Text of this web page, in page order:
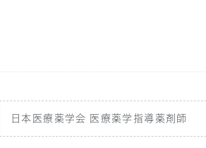
日本医療薬学会 医療薬学指導薬剤師